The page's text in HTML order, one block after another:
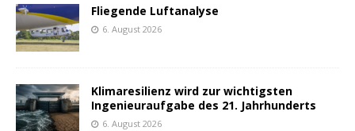
Fliegende Luftanalyse
6. August 2026
Klimaresilienz wird zur wichtigsten
Ingenieuraufgabe des 21. Jahrhunderts
6. August 2026